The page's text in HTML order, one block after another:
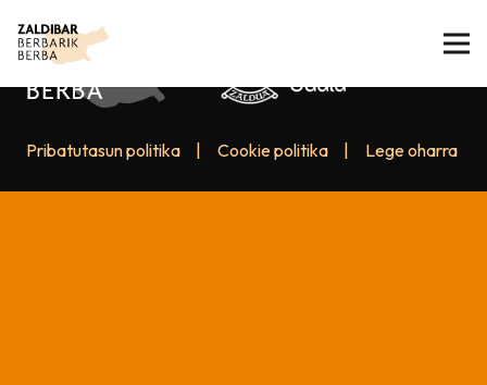
Pribatutasun politika Cookie politika Lege oharra